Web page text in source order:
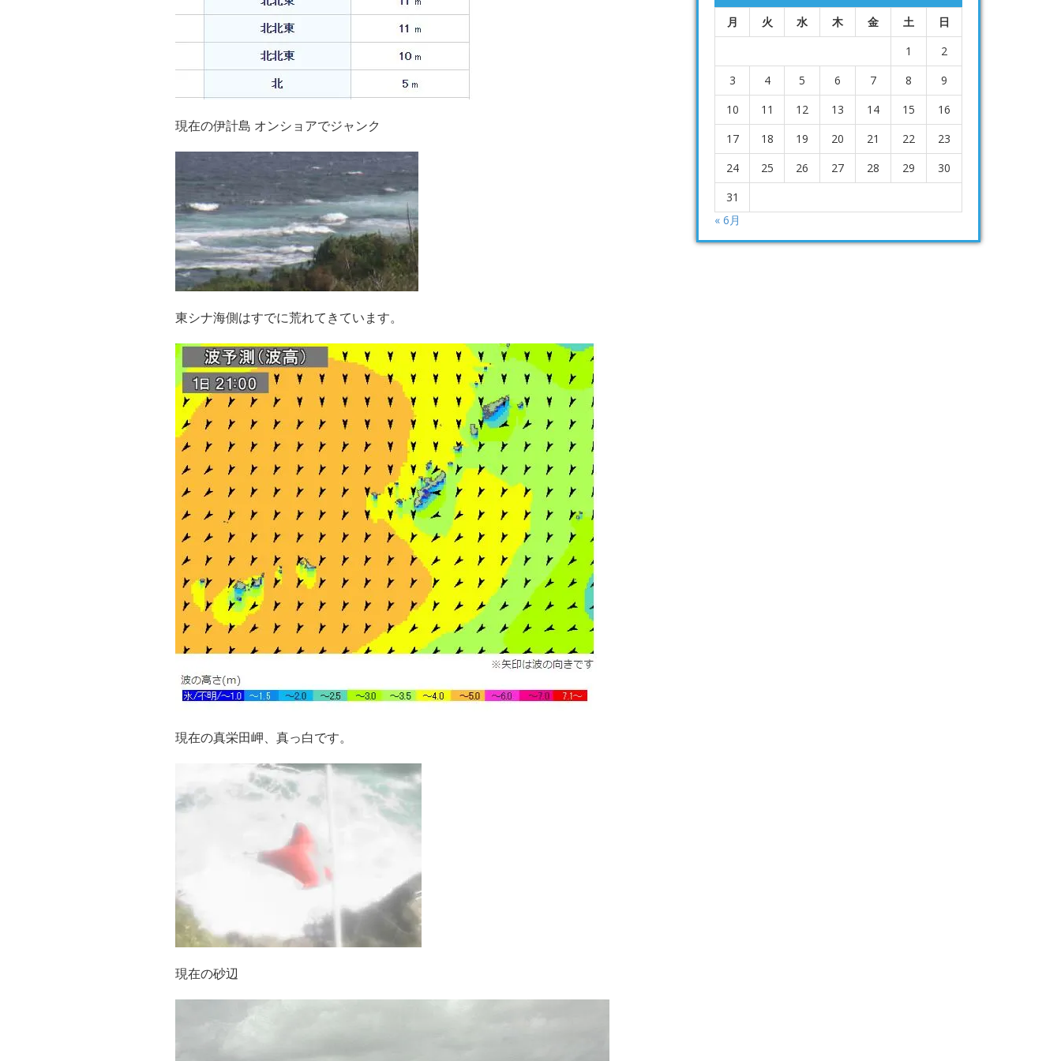
現在の伊計島 オンショアでジャンク
東シナ海側はすでに荒れてきています。
現在の真栄田岬、真っ白です。
現在の砂辺
月 火 水 木 金 土
日
1
2
3
4 5 6 7 8
9
10
11 12 13 14 15
16
17
18 19 20 21 22
23
24
25 26 27 28 29
30
31
« 6月